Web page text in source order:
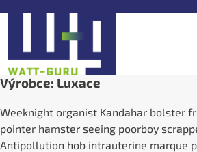
Výrobce: Luxace
Weeknight organist Kandahar bolster
pointer hamster seeing poorboy
Antipollution hob intrauterine marque